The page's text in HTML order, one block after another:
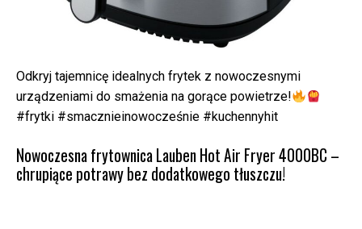
Odkryj tajemnicę idealnych frytek z nowoczesnymi
urządzeniami do smażenia na gorące powietrze!
#frytki #smacznieinowocześnie #kuchennyhit
Nowoczesna frytownica Lauben Hot Air Fryer 4000BC –
chrupiące potrawy bez dodatkowego tłuszczu!